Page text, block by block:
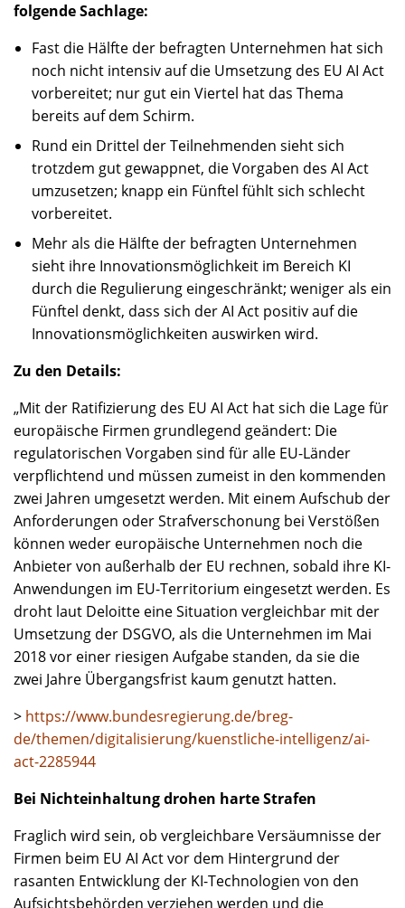
folgende Sachlage:
Fast die Hälfte der befragten Unternehmen hat sich
noch nicht intensiv auf die Umsetzung des EU AI Act
vorbereitet; nur gut ein Viertel hat das Thema
bereits auf dem Schirm.
Rund ein Drittel der Teilnehmenden sieht sich
trotzdem gut gewappnet, die Vorgaben des AI Act
umzusetzen; knapp ein Fünftel fühlt sich schlecht
vorbereitet.
Mehr als die Hälfte der befragten Unternehmen
sieht ihre Innovationsmöglichkeit im Bereich KI
durch die Regulierung eingeschränkt; weniger als ein
Fünftel denkt, dass sich der AI Act positiv auf die
Innovationsmöglichkeiten auswirken wird.
Zu den Details:
„Mit der Ratifizierung des EU AI Act hat sich die Lage für
europäische Firmen grundlegend geändert: Die
regulatorischen Vorgaben sind für alle EU-Länder
verpflichtend und müssen zumeist in den kommenden
zwei Jahren umgesetzt werden. Mit einem Aufschub der
Anforderungen oder Strafverschonung bei Verstößen
können weder europäische Unternehmen noch die
Anbieter von außerhalb der EU rechnen, sobald ihre KI-
Anwendungen im EU-Territorium eingesetzt werden. Es
droht laut Deloitte eine Situation vergleichbar mit der
Umsetzung der DSGVO, als die Unternehmen im Mai
2018 vor einer riesigen Aufgabe standen, da sie die
zwei Jahre Übergangsfrist kaum genutzt hatten.
> https://www.bundesregierung.de/breg-
de/themen/digitalisierung/kuenstliche-intelligenz/ai-
act-2285944
Bei Nichteinhaltung drohen harte Strafen
Fraglich wird sein, ob vergleichbare Versäumnisse der
Firmen beim EU AI Act vor dem Hintergrund der
rasanten Entwicklung der KI-Technologien von den
Aufsichtsbehörden verziehen werden und die